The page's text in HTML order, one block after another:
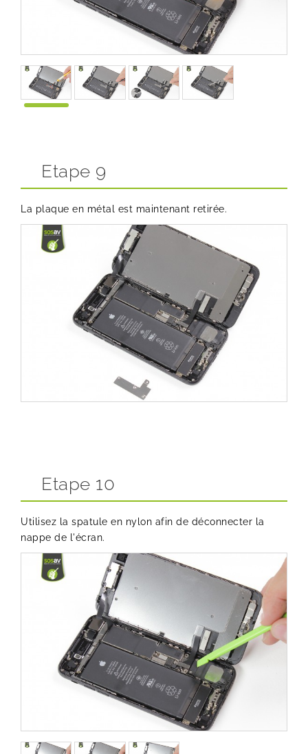
Etape 9
La plaque en métal est maintenant retirée.
Etape 10
Utilisez la spatule en nylon afin de déconnecter la
nappe de l'écran.